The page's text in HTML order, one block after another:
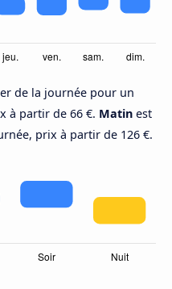
de la journée pour un
à partir de 66 €. Matin est
prix à partir de 126 €.